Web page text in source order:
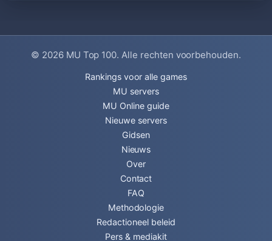
© 2026 MU Top 100. Alle rechten voorbehouden.
Rankings voor alle games
MU servers
MU Online guide
Nieuwe servers
Gidsen
Nieuws
Over
Contact
FAQ
Methodologie
Redactioneel beleid
Pers & mediakit